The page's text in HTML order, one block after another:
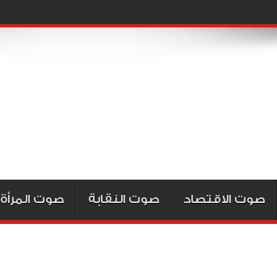
صوت الاقتصاد صوت النقابة صوت المرأة